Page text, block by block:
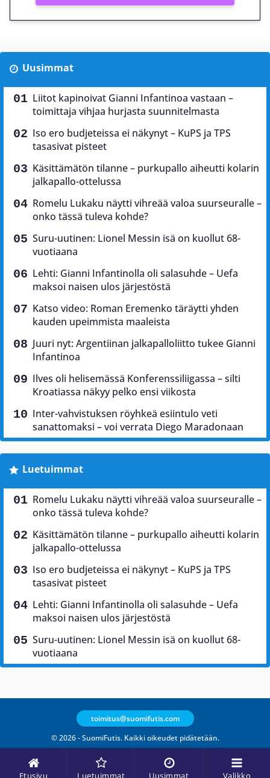
Etusivu Luetuimmat Uusimmat Valikko
Uusimmat
Liitot kapinoivat Gianni Infantinoa vastaan –
toimittaja vihjaa hurjasta suunnitelmasta
Iso ero budjeteissa ei näkynyt – KuPS ja TPS
tasasivat pisteet
Käsittämätön tilanne – purkupallo aiheutti kolarin
jalkapallo-ottelussa
Romelu Lukaku näytti vihreää valoa suurseuralle –
onko tässä tuleva kohde?
Suru-uutinen: Lionel Messin isä on kuollut 68-
vuotiaana
Lehti: Gianni Infantinolla oli salasuhde – Uefa
maksoi naisen ulos järjestöstä
Katso video: Roman Eremenko täräytti yhden
kauden upeimmista maaleista
Juuri nyt: Argentiinan jalkapalloliitto tukee Gianni
Infantinoa
Ilves oli helisemässä Konferenssiliigassa – silti
Kroatiassa näkyy pelko ensi viikosta
Inter-vahvistuksen röyhkeä esiintulo veti
sanattomaksi – voi verrata Diego Maradonaan
Luetuimmat
Romelu Lukaku näytti vihreää valoa suurseuralle –
onko tässä tuleva kohde?
Käsittämätön tilanne – purkupallo aiheutti kolarin
jalkapallo-ottelussa
Iso ero budjeteissa ei näkynyt – KuPS ja TPS
tasasivat pisteet
Lehti: Gianni Infantinolla oli salasuhde – Uefa
maksoi naisen ulos järjestöstä
Suru-uutinen: Lionel Messin isä on kuollut 68-
vuotiaana
© 2026 - SuomiFutis. Kaikki oikeudet pidätetään.
toimitus@suomifutis.com